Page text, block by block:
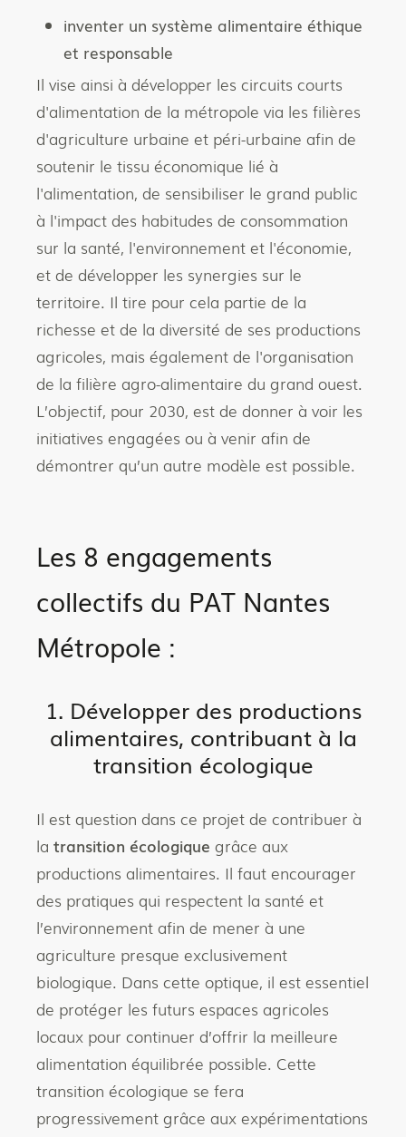
inventer un système alimentaire éthique
et responsable
Il vise ainsi à développer les circuits courts
d'alimentation de la métropole via les filières
d'agriculture urbaine et péri-urbaine afin de
soutenir le tissu économique lié à
l'alimentation, de sensibiliser le grand public
à l'impact des habitudes de consommation
sur la santé, l'environnement et l'économie,
et de développer les synergies sur le
territoire. Il tire pour cela partie de la
richesse et de la diversité de ses productions
agricoles, mais également de l'organisation
de la filière agro-alimentaire du grand ouest.
L’objectif, pour 2030, est de donner à voir les
initiatives engagées ou à venir afin de
démontrer qu’un autre modèle est possible.
Les 8 engagements
collectifs du PAT Nantes
Métropole :
1. Développer des productions
alimentaires, contribuant à la
transition écologique
Il est question dans ce projet de contribuer à
latransition écologique grâce aux
productions alimentaires. Il faut encourager
des pratiques qui respectent la santé et
l’environnement afin de mener à une
agriculture presque exclusivement
biologique. Dans cette optique, il est essentiel
de protéger les futurs espaces agricoles
locaux pour continuer d’offrir la meilleure
alimentation équilibrée possible. Cette
transition écologique se fera
progressivement grâce aux expérimentations